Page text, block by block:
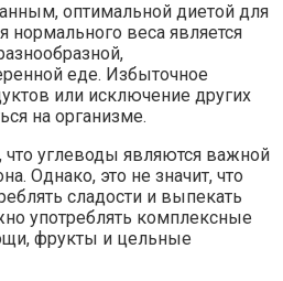
оптимальной диетой для
веса является
еде. Избыточное
или исключение других
на организме.
что углеводы являются важной
Однако, это не значит, что
сладости и выпекать
употреблять комплексные
фрукты и цельные